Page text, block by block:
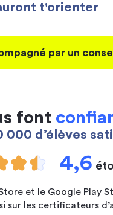
t'orienter
par un
font
000 d’élèves
4,6
Store et le Google Play
sur les certificateurs